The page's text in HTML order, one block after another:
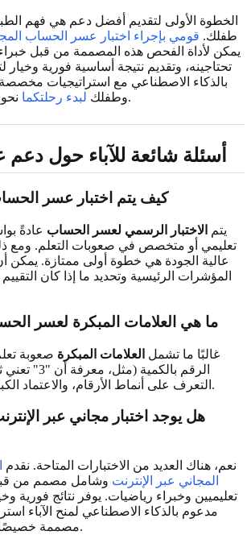
الخطوة الأولى لتقديم أفضل دعم هي فهم
طفلك. قومي بإجراء اختبار عسر الحساب
يمكن لأداة الفحص هذه المصممة من قبل
تحتاجينه، وتقديم نتيجة أساسية فورية
بالذكاء الاصطناعي مع استراتيجيات
وطفلك لبدء رحلتكما نحو حياة أغنى وأكثر ثقة.
أسئلة شائعة للآباء حول
كيف يتم اختبار عسر
يتم الاختبار الرسمي لعسر الحساب عادةً
تعليمي أو متخصص في صعوبات التعلم. ومع
عالية الجودة هي خطوة أولى ممتازة. يمكن
المؤشرات الرئيسية وتحديد ما إذا كان
ما هي العلامات المبكرة لعسر
غالبًا ما تشمل العلامات المبكرة صعوبة
الرقم بالكمية
التعرف على أنماط الأرقام، والاعتماد الكبير على العد بالأصابع.
هل يوجد اختبار مجاني عبر
نعم، هناك العديد من الاختبارات المتاحة. نقدم
المجاني عبر الإنترنت وشامل مصمم من
تعليميين وخبراء رياضيات. يوفر نتائج فورية
مدعوم بالذكاء الاصطناعي لمنح الآباء
مصممة خصيصًا لاحتياجات أطفالهم.